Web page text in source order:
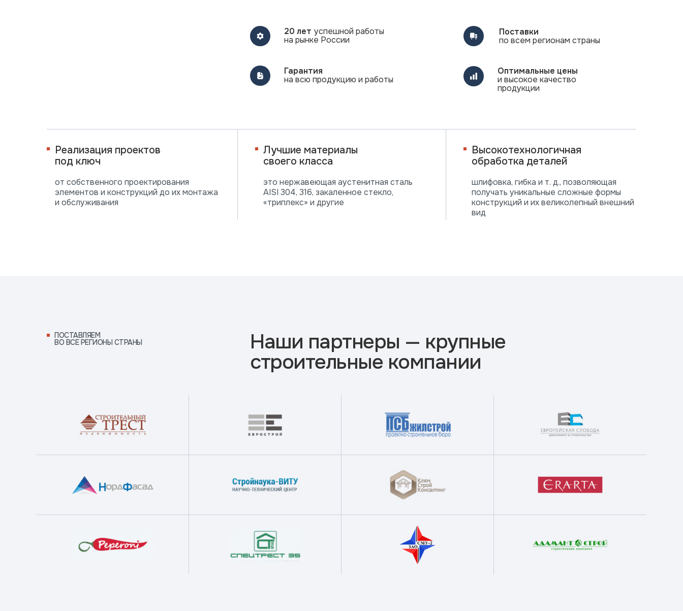
это нержавеющая аустенитная сталь
AISI 304, 316, закаленное стекло,
«триплекс» и другие
шлифовка, гибка и т. д., позволяющая
получать уникальные сложные формы
конструкций и их великолепный внешний
вид
от собственного проектирования
элементов и конструкций до их монтажа
и обслуживания
Лучшие материалы
своего класса
Высокотехнологичная
обработка деталей
Реализация проектов
под ключ
20 лет успешной работы
на рынке России
Гарантия
на всю продукцию и работы
Оптимальные цены
и высокое качество
продукции
Поставки
по всем регионам страны
Наши партнеры — крупные
строительные компании
ПОСТАВЛЯЕМ
ВО ВСЕ РЕГИОНЫ СТРАНЫ